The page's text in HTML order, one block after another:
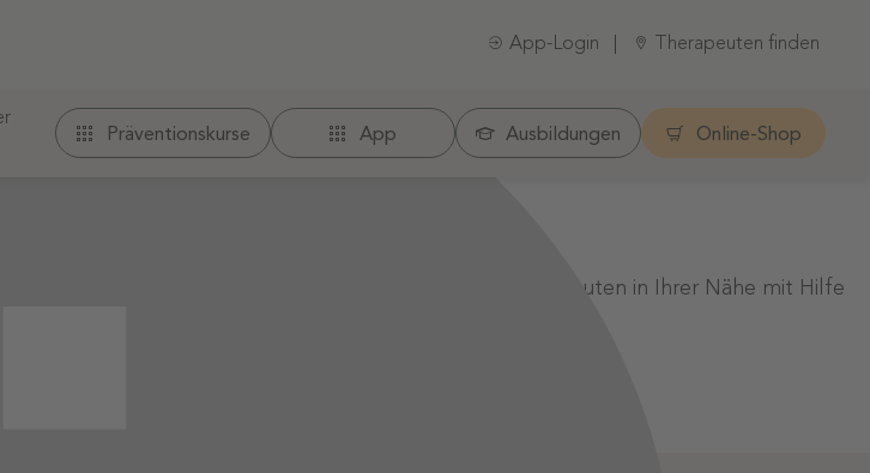
App-Login Therapeuten finden
Präventionskurse App Ausbildungen Online-Shop
finden Sie ihn oder einen anderen Therapeuten in Ihrer Nähe mit Hilfe